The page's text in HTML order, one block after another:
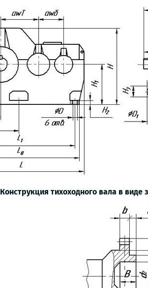
Конструкция тихоходного вала в виде